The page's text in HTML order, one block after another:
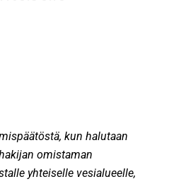
kun halutaan
omistaman
yhteiselle vesialueelle,